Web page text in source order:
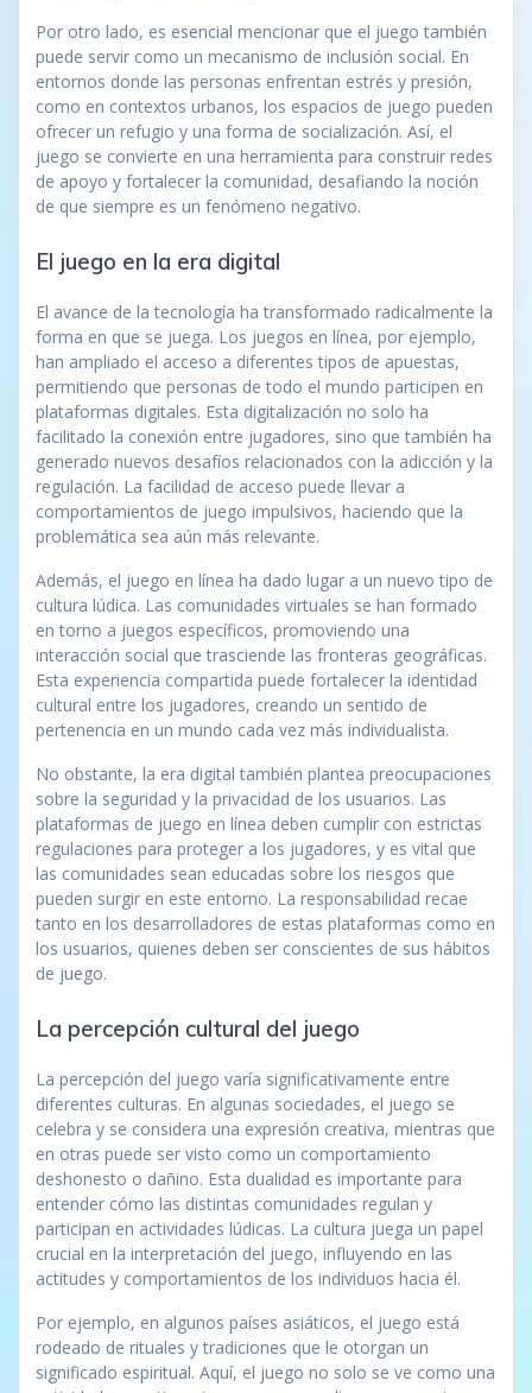
Por otro lado, es esencial mencionar que el juego también
puede servir como un mecanismo de inclusión social. En
entornos donde las personas enfrentan estrés y presión,
como en contextos urbanos, los espacios de juego pueden
ofrecer un refugio y una forma de socialización. Así, el
juego se convierte en una herramienta para construir redes
de apoyo y fortalecer la comunidad, desafiando la noción
de que siempre es un fenómeno negativo.
El juego en la era digital
El avance de la tecnología ha transformado radicalmente la
forma en que se juega. Los juegos en línea, por ejemplo,
han ampliado el acceso a diferentes tipos de apuestas,
permitiendo que personas de todo el mundo participen en
plataformas digitales. Esta digitalización no solo ha
facilitado la conexión entre jugadores, sino que también ha
generado nuevos desafíos relacionados con la adicción y la
regulación. La facilidad de acceso puede llevar a
comportamientos de juego impulsivos, haciendo que la
problemática sea aún más relevante.
Además, el juego en línea ha dado lugar a un nuevo tipo de
cultura lúdica. Las comunidades virtuales se han formado
en torno a juegos específicos, promoviendo una
interacción social que trasciende las fronteras geográficas.
Esta experiencia compartida puede fortalecer la identidad
cultural entre los jugadores, creando un sentido de
pertenencia en un mundo cada vez más individualista.
No obstante, la era digital también plantea preocupaciones
sobre la seguridad y la privacidad de los usuarios. Las
plataformas de juego en línea deben cumplir con estrictas
regulaciones para proteger a los jugadores, y es vital que
las comunidades sean educadas sobre los riesgos que
pueden surgir en este entorno. La responsabilidad recae
tanto en los desarrolladores de estas plataformas como en
los usuarios, quienes deben ser conscientes de sus hábitos
de juego.
La percepción cultural del juego
La percepción del juego varía significativamente entre
diferentes culturas. En algunas sociedades, el juego se
celebra y se considera una expresión creativa, mientras que
en otras puede ser visto como un comportamiento
deshonesto o dañino. Esta dualidad es importante para
entender cómo las distintas comunidades regulan y
participan en actividades lúdicas. La cultura juega un papel
crucial en la interpretación del juego, influyendo en las
actitudes y comportamientos de los individuos hacia él.
Por ejemplo, en algunos países asiáticos, el juego está
rodeado de rituales y tradiciones que le otorgan un
significado espiritual. Aquí, el juego no solo se ve como una